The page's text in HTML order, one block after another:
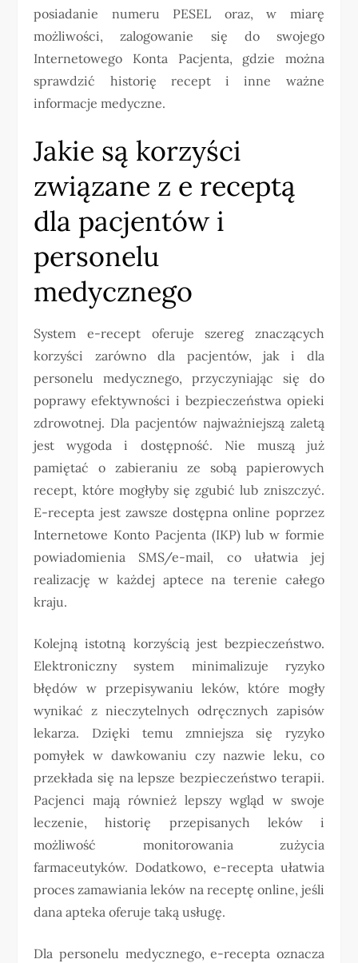
posiadanie numeru PESEL oraz, w miarę
możliwości, zalogowanie się do swojego
Internetowego Konta Pacjenta, gdzie można
sprawdzić historię recept i inne ważne
informacje medyczne.
Jakie są korzyści
związane z e receptą
dla pacjentów i
personelu
medycznego
System e-recept oferuje szereg znaczących
korzyści zarówno dla pacjentów, jak i dla
personelu medycznego, przyczyniając się do
poprawy efektywności i bezpieczeństwa opieki
zdrowotnej. Dla pacjentów najważniejszą zaletą
jest wygoda i dostępność. Nie muszą już
pamiętać o zabieraniu ze sobą papierowych
recept, które mogłyby się zgubić lub zniszczyć.
E-recepta jest zawsze dostępna online poprzez
Internetowe Konto Pacjenta (IKP) lub w formie
powiadomienia SMS/e-mail, co ułatwia jej
realizację w każdej aptece na terenie całego
kraju.
Kolejną istotną korzyścią jest bezpieczeństwo.
Elektroniczny system minimalizuje ryzyko
błędów w przepisywaniu leków, które mogły
wynikać z nieczytelnych odręcznych zapisów
lekarza. Dzięki temu zmniejsza się ryzyko
pomyłek w dawkowaniu czy nazwie leku, co
przekłada się na lepsze bezpieczeństwo terapii.
Pacjenci mają również lepszy wgląd w swoje
leczenie, historię przepisanych leków i
możliwość monitorowania zużycia
farmaceutyków. Dodatkowo, e-recepta ułatwia
proces zamawiania leków na receptę online, jeśli
dana apteka oferuje taką usługę.
Dla personelu medycznego, e-recepta oznacza